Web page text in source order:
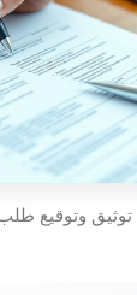
وتوقيع